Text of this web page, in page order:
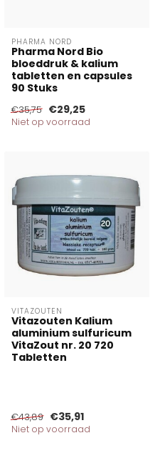
PHARMA NORD
Pharma Nord Bio
bloeddruk & kalium
tabletten en capsules
90 Stuks
€35,75 €29,25
Niet op voorraad
VITAZOUTEN
Vitazouten Kalium
aluminium sulfuricum
VitaZout nr. 20 720
Tabletten
€43,89 €35,91
Niet op voorraad